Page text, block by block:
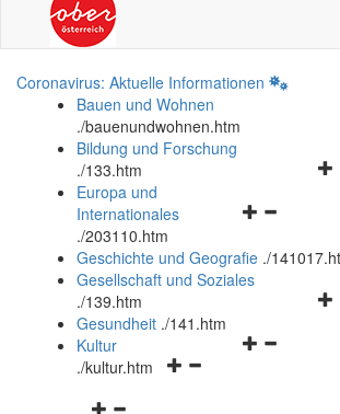
Coronavirus: Aktuelle Informationen
Bauen und Wohnen
./bauenundwohnen.htm
Bildung und Forschung
./133.htm
und
schließen
Europa und
Internationales
./203110.htm
Geschichte und Geografie ./
Gesellschaft und Soziales
./139.htm
Gesundheit ./141.htm
Navigationsmenü
Kultur
./kultur.htm
Navigationsmenü